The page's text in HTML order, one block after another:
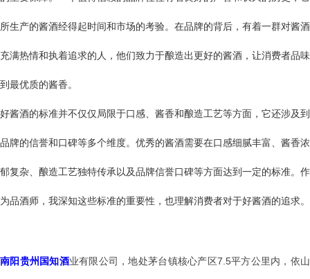
所生产的酱酒经得起时间和市场的考验。在品牌的背后，有着一群对酱酒
充满热情和执着追求的人，他们致力于酿造出更好的酱酒，让消费者品味
到最优质的酱香。
好酱酒的标准并不仅仅局限于口感、酱香和酿造工艺等方面，它还涉及到
品牌的信誉和口碑等多个维度。优秀的酱酒需要在口感细腻丰富、酱香浓
郁复杂、酿造工艺独特传承以及品牌信誉口碑等方面达到一定的标准。作
为品酒师，我深知这些标准的重要性，也理解消费者对于好酱酒的追求。
南阳贵州国知酒业有限公司，地处茅台镇核心产区7.5平方公里内，依山